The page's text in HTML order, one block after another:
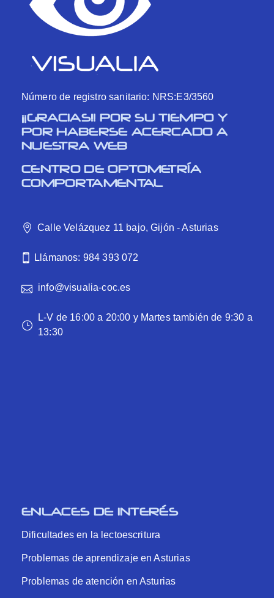
Número de registro sanitario: NRS:E3/3560
¡¡GRACIAS!! POR SU TIEMPO Y
POR HABERSE ACERCADO A
NUESTRA WEB
CENTRO DE OPTOMETRÍA
COMPORTAMENTAL
Calle Velázquez 11 bajo, Gijón - Asturias
Llámanos: 984 393 072
info@visualia-coc.es
L-V de 16:00 a 20:00 y Martes también de 9:30 a
13:30
ENLACES DE INTERÉS
Dificultades en la lectoescritura
Problemas de aprendizaje en Asturias
Problemas de atención en Asturias